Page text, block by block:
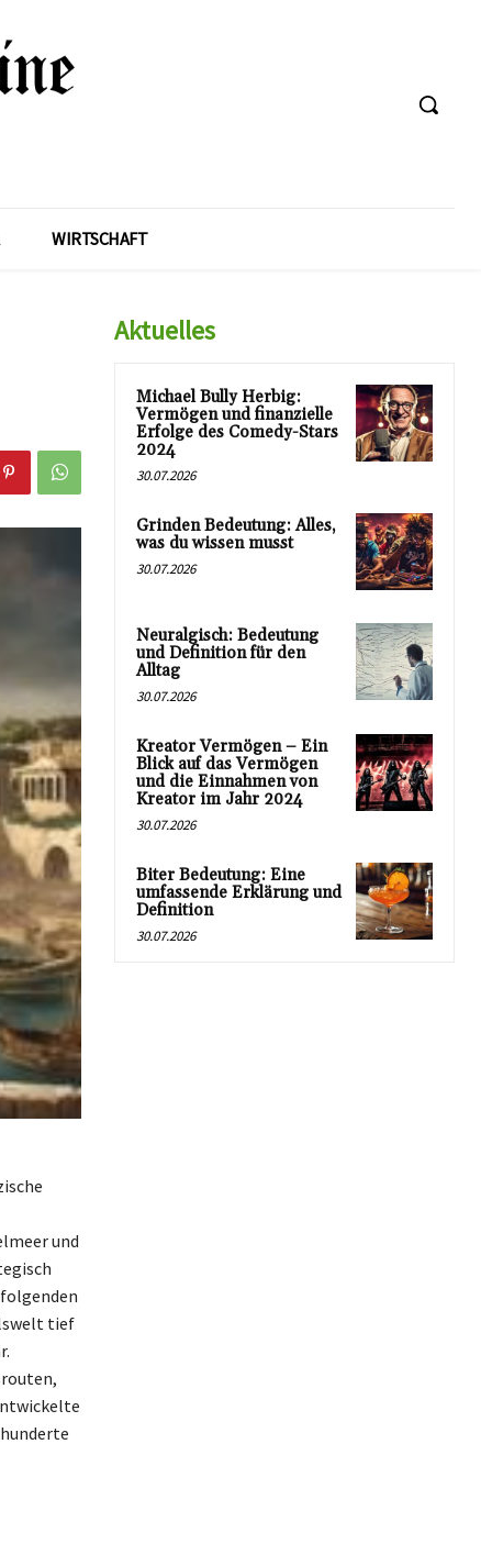
WIRTSCHAFT
und
tief
Aktuelles
Michael Bully Herbig:
Vermögen und finanzielle
Erfolge des Comedy-Stars
2024
30.07.2026
Grinden Bedeutung: Alles,
was du wissen musst
30.07.2026
Neuralgisch: Bedeutung
und Definition für den
Alltag
30.07.2026
Kreator Vermögen – Ein
Blick auf das Vermögen
und die Einnahmen von
Kreator im Jahr 2024
30.07.2026
Biter Bedeutung: Eine
umfassende Erklärung und
Definition
30.07.2026